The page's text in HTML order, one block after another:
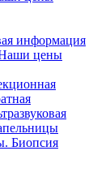
информация
цены
Биопсия